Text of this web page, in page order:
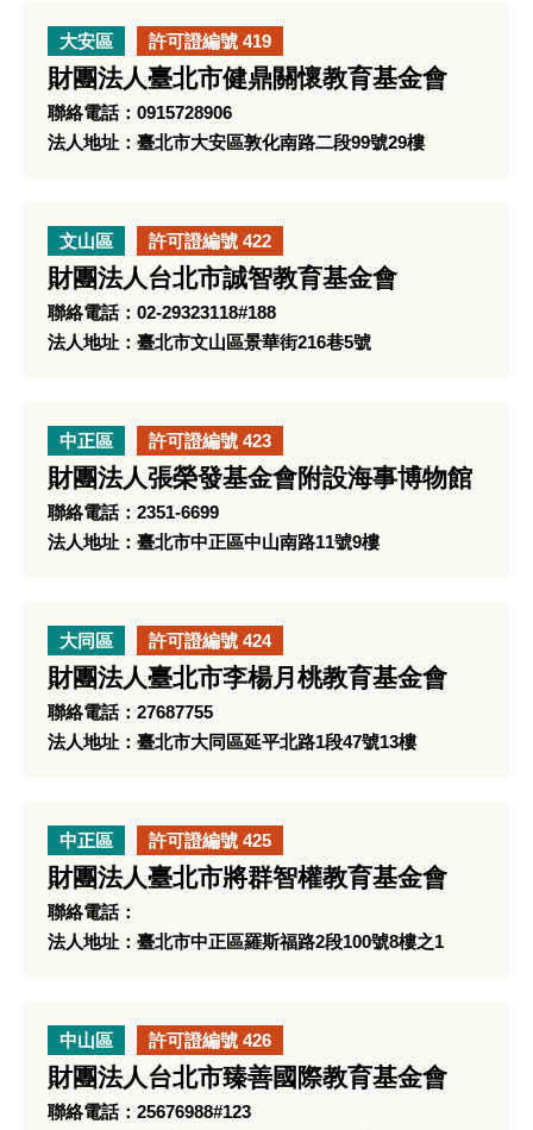
大安區 許可證編號 419
財團法人臺北市健鼎關懷教育基金會
聯絡電話：0915728906
法人地址：臺北市大安區敦化南路二段99號29樓
文山區 許可證編號 422
財團法人台北市誠智教育基金會
聯絡電話：02-29323118#188
法人地址：臺北市文山區景華街216巷5號
中正區 許可證編號 423
財團法人張榮發基金會附設海事博物館
聯絡電話：2351-6699
法人地址：臺北市中正區中山南路11號9樓
大同區 許可證編號 424
財團法人臺北市李楊月桃教育基金會
聯絡電話：27687755
法人地址：臺北市大同區延平北路1段47號13樓
中正區 許可證編號 425
財團法人臺北市將群智權教育基金會
聯絡電話：
法人地址：臺北市中正區羅斯福路2段100號8樓之1
中山區 許可證編號 426
財團法人台北市臻善國際教育基金會
聯絡電話：25676988#123